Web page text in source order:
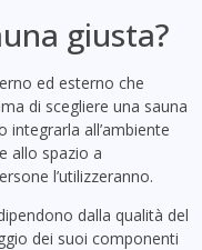
giusta?
ed esterno che
di scegliere una sauna
integrarla all’ambiente
allo spazio a
l’utilizzeranno.
dalla qualità del
dei suoi componenti